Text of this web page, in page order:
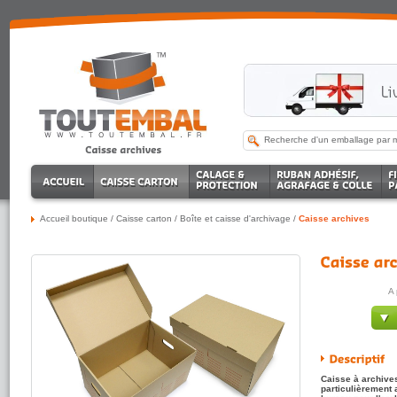
Accueil boutique / Caisse carton / Boîte et caisse d'archivage / Caisse archives
A
Caisse à
particulièrement